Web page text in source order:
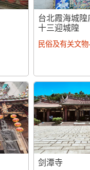
台北霞海城隍
十三迎城隍
民俗及有关文
剑潭寺